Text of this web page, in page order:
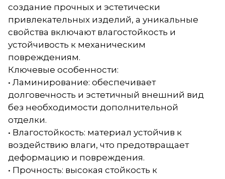
создание прочных и эстетически
привлекательных изделий, а уникальные
свойства включают влагостойкость и
устойчивость к механическим
повреждениям.
Ключевые особенности:
• Ламинирование: обеспечивает
долговечность и эстетичный внешний вид
без необходимости дополнительной
отделки.
• Влагостойкость: материал устойчив к
воздействию влаги, что предотвращает
деформацию и повреждения.
• Прочность: высокая стойкость к